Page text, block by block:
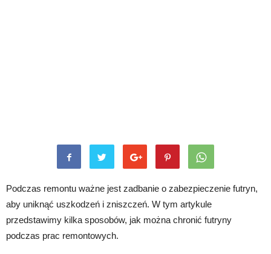
Podczas remontu ważne jest zadbanie o zabezpieczenie futryn,
aby uniknąć uszkodzeń i zniszczeń. W tym artykule
przedstawimy kilka sposobów, jak można chronić futryny
podczas prac remontowych.